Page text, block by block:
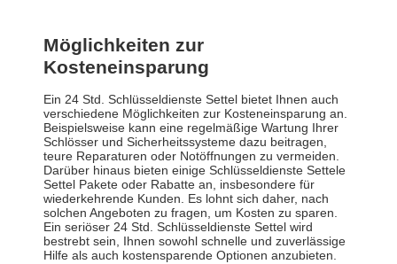
Möglichkeiten zur
Kosteneinsparung
Ein 24 Std. Schlüsseldienste Settel bietet Ihnen auch
verschiedene Möglichkeiten zur Kosteneinsparung an.
Beispielsweise kann eine regelmäßige Wartung Ihrer
Schlösser und Sicherheitssysteme dazu beitragen,
teure Reparaturen oder Notöffnungen zu vermeiden.
Darüber hinaus bieten einige Schlüsseldienste Settele
Settel Pakete oder Rabatte an, insbesondere für
wiederkehrende Kunden. Es lohnt sich daher, nach
solchen Angeboten zu fragen, um Kosten zu sparen.
Ein seriöser 24 Std. Schlüsseldienste Settel wird
bestrebt sein, Ihnen sowohl schnelle und zuverlässige
Hilfe als auch kostensparende Optionen anzubieten.